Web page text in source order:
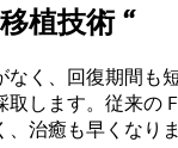
植技術 “
く、回復期間
します。従来
治癒も早くな